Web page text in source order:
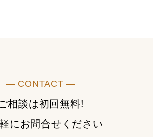
― CONTACT ―
相談は初回無料!
にお問合せください